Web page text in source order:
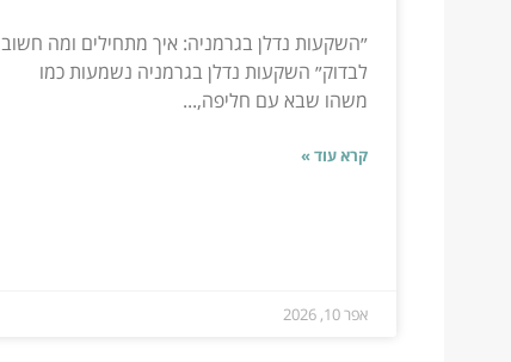
״השקעות נדלן בגרמניה: איך מתחילים ומה חשוב
לבדוק״ השקעות נדלן בגרמניה נשמעות כמו
משהו שבא עם חליפה,...
קרא עוד »
אפר 10, 2026